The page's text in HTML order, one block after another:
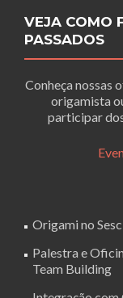
VEJA COMO
PASSADOS
Conheça nossas
origamista
participar
Origami no
Palestra e
Team Building